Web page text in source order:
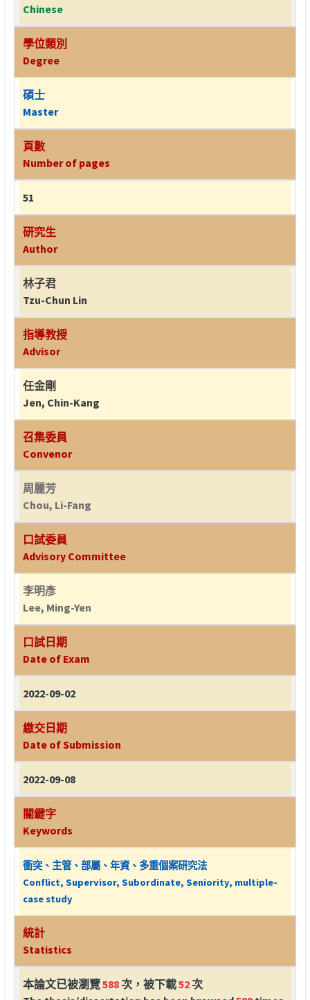
Chinese
學位類別
Degree
碩士
Master
頁數
Number of pages
51
研究生
Author
林子君
Tzu-Chun Lin
指導教授
Advisor
任金剛
Jen, Chin-Kang
召集委員
Convenor
周麗芳
Chou, Li-Fang
口試委員
Advisory Committee
李明彥
Lee, Ming-Yen
口試日期
Date of Exam
2022-09-02
繳交日期
Date of Submission
2022-09-08
關鍵字
Keywords
衝突、主管、部屬、年資、多重個案研究法
Conflict, Supervisor, Subordinate, Seniority, multiple-
case study
統計
Statistics
本論文已被瀏覽588次，被下載52次